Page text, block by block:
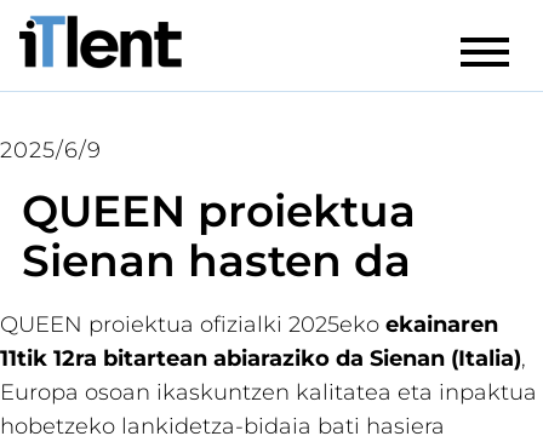
2025/6/9
QUEEN proiektua
Sienan hasten da
QUEEN proiektua ofizialki 2025eko ekainaren
11tik 12ra bitartean abiaraziko da Sienan (Italia),
Europa osoan ikaskuntzen kalitatea eta inpaktua
hobetzeko lankidetza-bidaia bati hasiera